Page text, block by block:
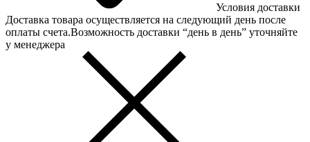
Условия доставки
Доставка товара осуществляется на следующий день после
оплаты счета.Возможность доставки “день в день” уточняйте
у менеджера